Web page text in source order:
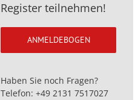
Register teilnehmen!
ANMELDEBOGEN
Haben Sie noch Fragen?
Telefon: +49 2131 7517027